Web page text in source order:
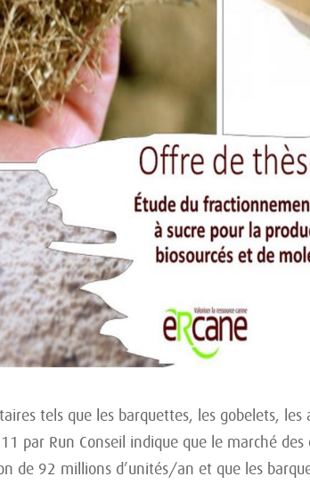
tels que les barquettes, les gobelets, les
par Run Conseil indique que le marché
de 92 millions d’unités/an et que les